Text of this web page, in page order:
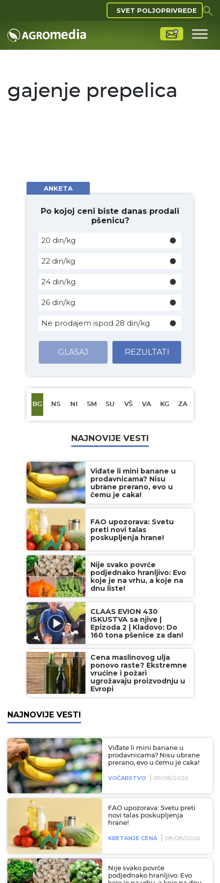
SVET POLJOPRIVREDE
gajenje prepelica
ANKETA
Po kojoj ceni biste danas prodali
pšenicu?
20 din/kg
22 din/kg
24 din/kg
26 din/kg
Ne prodajem ispod 28 din/kg
GLASAJ REZULTATI
BG NS NI SM SU VŠ VA KG ZA
NAJNOVIJE VESTI
Viđate li mini banane u
prodavnicama? Nisu
ubrane prerano, evo u
čemu je caka!
FAO upozorava: Svetu
preti novi talas
poskupljenja hrane!
Nije svako povrće
podjednako hranljivo: Evo
koje je na vrhu, a koje na
dnu liste!
CLAAS EVION 430
ISKUSTVA sa njive |
Epizoda 2 | Kladovo: Do
160 tona pšenice za dan!
Cena maslinovog ulja
ponovo raste? Ekstremne
vrućine i požari
ugrožavaju proizvodnju u
Evropi
NAJNOVIJE VESTI
Viđate li mini banane u
prodavnicama? Nisu ubrane
prerano, evo u čemu je caka!
VOĆARSTVO 09/08/2026
FAO upozorava: Svetu preti
novi talas poskupljenja
hrane!
KRETANJE CENA 08/08/2026
Nije svako povrće
podjednako hranljivo: Evo